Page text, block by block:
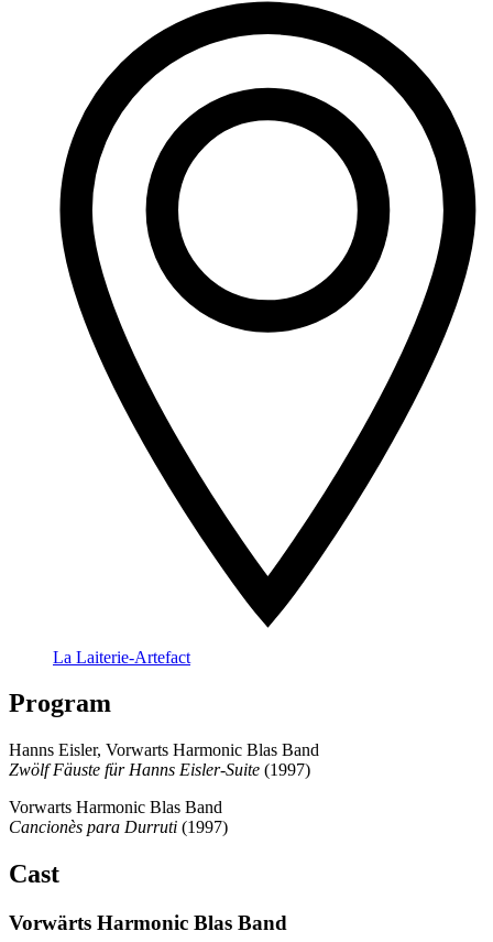
La Laiterie-Artefact
Program
Hanns Eisler, Vorwarts Harmonic Blas Band
Zwölf Fäuste für Hanns Eisler-Suite (1997)
Vorwarts Harmonic Blas Band
Cancionès para Durruti (1997)
Cast
Vorwärts Harmonic Blas Band